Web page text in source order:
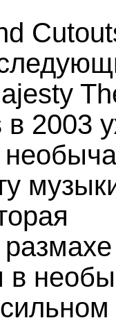
в 2003
в